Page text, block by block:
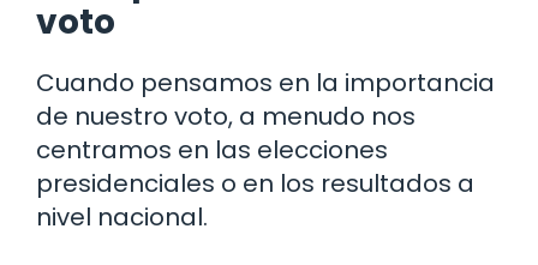
voto
Cuando pensamos en la importancia
de nuestro voto, a menudo nos
centramos en las elecciones
presidenciales o en los resultados a
nivel nacional.